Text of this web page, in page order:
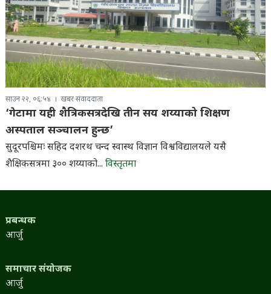
साउन २२, ०६:५४ खबर संवाददाता
‘गेटामा यही शैत्रिकसत्रदेखि तीन सय शय्याको शिक्षण
अस्पताल सञ्चालन हुन्छ’
सुदूरपश्चिमः सहिद दशरथ चन्द स्वास्थ विज्ञान विश्वविद्यालयले यसै
शैक्षिकसत्रमा ३०० शय्याको... विस्तृतमा
प्रबन्धक
आर्जु
समाचार संयोजक
आर्जु